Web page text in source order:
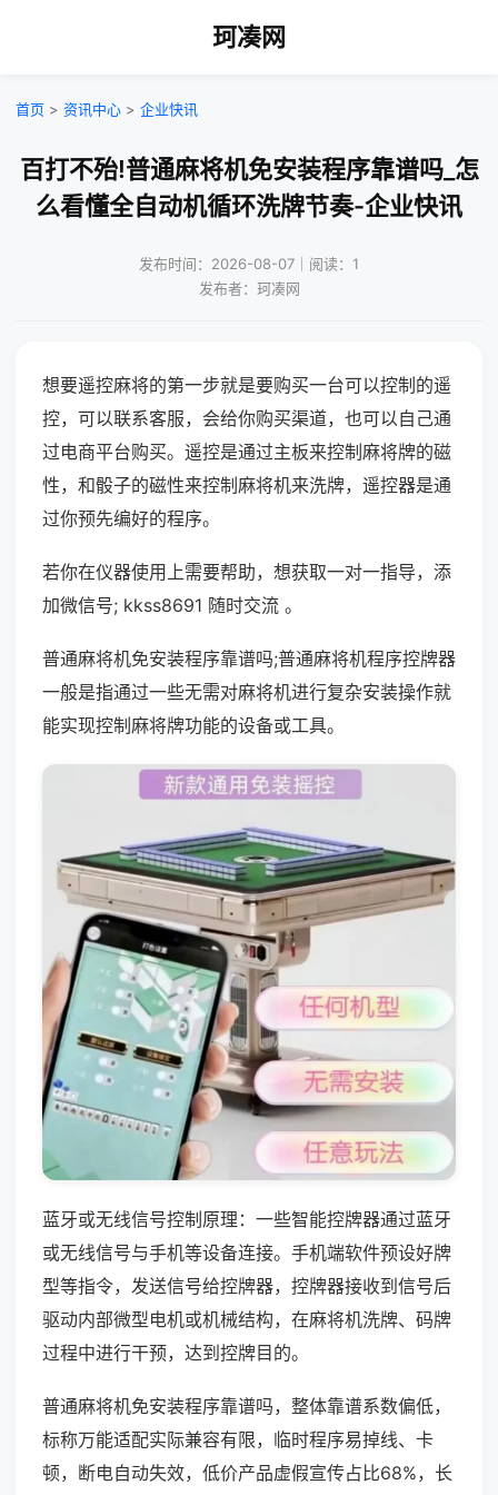
珂凑网
首页 > 资讯中心 > 企业快讯
百打不殆!普通麻将机免安装程序靠谱吗_怎
么看懂全自动机循环洗牌节奏-企业快讯
发布时间：2026-08-07｜阅读：1
发布者：珂凑网
想要遥控麻将的第一步就是要购买一台可以控制的遥
控，可以联系客服，会给你购买渠道，也可以自己通
过电商平台购买。遥控是通过主板来控制麻将牌的磁
性，和骰子的磁性来控制麻将机来洗牌，遥控器是通
过你预先编好的程序。
若你在仪器使用上需要帮助，想获取一对一指导，添
加微信号; kkss8691 随时交流 。
普通麻将机免安装程序靠谱吗;普通麻将机程序控牌器
一般是指通过一些无需对麻将机进行复杂安装操作就
能实现控制麻将牌功能的设备或工具。
蓝牙或无线信号控制原理：一些智能控牌器通过蓝牙
或无线信号与手机等设备连接。手机端软件预设好牌
型等指令，发送信号给控牌器，控牌器接收到信号后
驱动内部微型电机或机械结构，在麻将机洗牌、码牌
过程中进行干预，达到控牌目的。
普通麻将机免安装程序靠谱吗，整体靠谱系数偏低，
标称万能适配实际兼容有限，临时程序易掉线、卡
顿，断电自动失效，低价产品虚假宣传占比68%，长